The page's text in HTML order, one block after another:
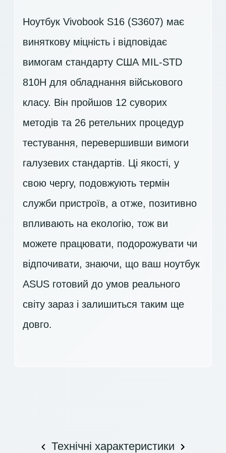
Ноутбук Vivobook S16 (S3607) має
виняткову міцність і відповідає
вимогам стандарту США MIL-STD
810H для обладнання військового
класу. Він пройшов 12 суворих
методів та 26 ретельних процедур
тестування, перевершивши вимоги
галузевих стандартів. Ці якості, у
свою чергу, подовжують термін
служби пристроїв, а отже, позитивно
впливають на екологію, тож ви
можете працювати, подорожувати чи
відпочивати, знаючи, що ваш ноутбук
ASUS готовий до умов реального
світу зараз і залишиться таким ще
довго.
Технічні характеристики